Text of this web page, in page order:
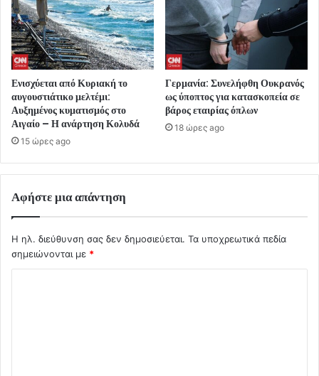
Ενισχύεται από Κυριακή το
αυγουστιάτικο μελτέμι:
Αυξημένος κυματισμός στο
Αιγαίο – Η ανάρτηση Κολυδά
15 ώρες ago
Γερμανία: Συνελήφθη Ουκρανός
ως ύποπτος για κατασκοπεία σε
βάρος εταιρίας όπλων
18 ώρες ago
Αφήστε μια απάντηση
Η ηλ. διεύθυνση σας δεν δημοσιεύεται. Τα υποχρεωτικά πεδία
σημειώνονται με *